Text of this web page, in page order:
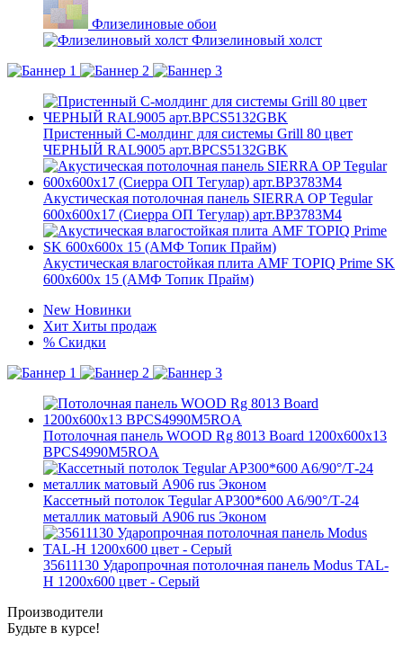
Флизелиновые обои
Флизелиновый холст
Пристенный C-молдинг для системы Grill 80 цвет
ЧЕРНЫЙ RAL9005 арт.BPCS5132GBK
Акустическая потолочная панель SIERRA OP Tegular
600x600x17 (Сиерра ОП Тегулар) арт.BP3783M4
Акустическая влагостойкая плита AMF TOPIQ Prime SK
600x600x 15 (АМФ Топик Прайм)
New Новинки
Хит Хиты продаж
% Скидки
Потолочная панель WOOD Rg 8013 Board 1200x600x13
BPCS4990M5ROA
Кассетный потолок Tegular AP300*600 A6/90°/Т-24
металлик матовый А906 rus Эконом
35611130 Ударопрочная потолочная панель Modus TAL-
H 1200x600 цвет - Серый
Производители
Будьте в курсе!